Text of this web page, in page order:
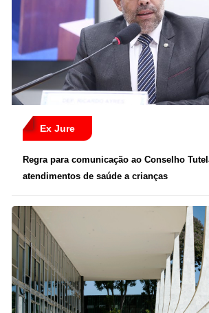
Ex Jure
Regra para comunicação ao Conselho
atendimentos de saúde a crianças